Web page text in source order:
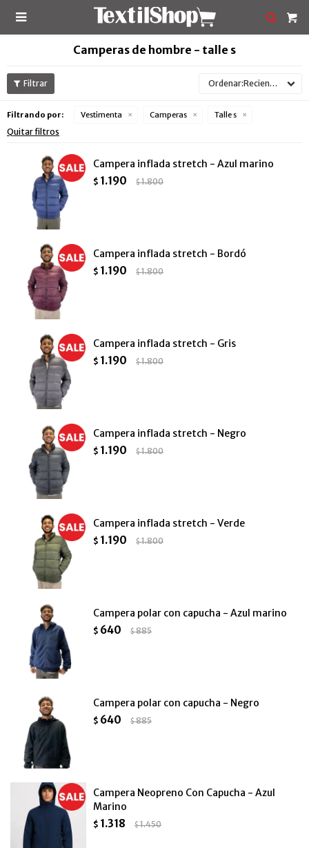

Camperas de hombre - talle s
Recientes
Filtrando por: Vestimenta Camperas Talle s
Quitar filtros
Campera inflada stretch - Azul marino
$ 1.190 $1.800
Campera inflada stretch - Bordó
$ 1.190 $1.800
Campera inflada stretch - Gris
$ 1.190 $1.800
Campera inflada stretch - Negro
$ 1.190 $1.800
Campera inflada stretch - Verde
$ 1.190 $1.800
Campera polar con capucha - Azul marino
$ 640 $885
Campera polar con capucha - Negro
$ 640 $885
Campera Neopreno Con Capucha - Azul
Marino
$ 1.318 $1.450